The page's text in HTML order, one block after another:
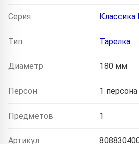
Серия Классика
Тип Тарелка
Диаметр 180 мм
Персон 1 персона
Предметов 1
Артикул